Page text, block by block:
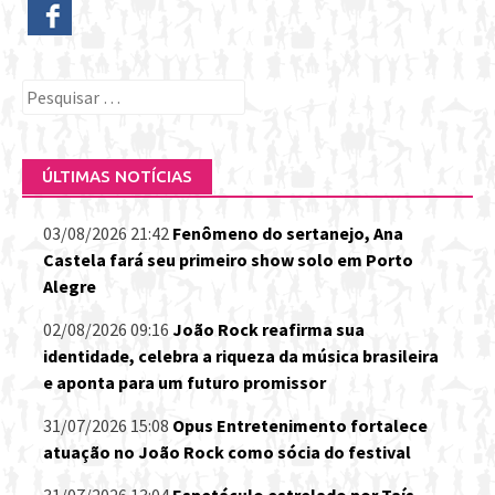
Pesquisar
ÚLTIMAS NOTÍCIAS
03/08/2026 21:42 Fenômeno do sertanejo, Ana
Castela fará seu primeiro show solo em Porto
Alegre
02/08/2026 09:16 João Rock reafirma sua
identidade, celebra a riqueza da música brasileira
e aponta para um futuro promissor
31/07/2026 15:08 Opus Entretenimento fortalece
atuação no João Rock como sócia do festival